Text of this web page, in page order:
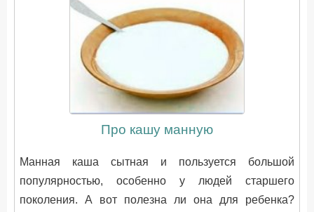
Про кашу манную
Манная каша сытная и пользуется большой
популярностью, особенно у людей старшего
поколения. А вот полезна ли она для ребенка?